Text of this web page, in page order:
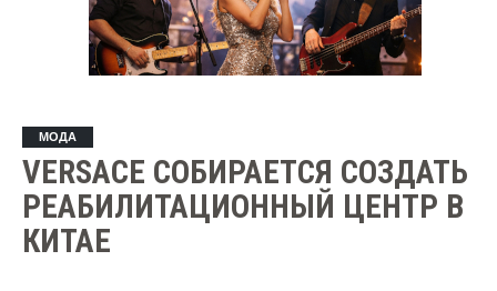
МОДА
VERSACE СОБИРАЕТСЯ СОЗДАТЬ
РЕАБИЛИТАЦИОННЫЙ ЦЕНТР В
КИТАЕ